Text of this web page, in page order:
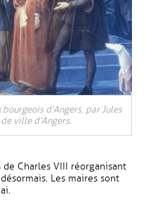
d’Angers, par Jules
ville d’Angers.
Charles VIII réorganisant
Les maires sont